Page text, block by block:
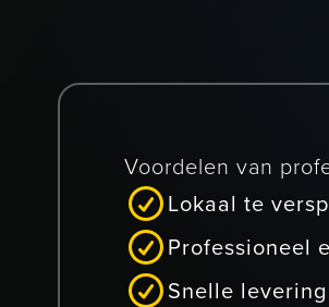
Voordelen van
Lokaal te
Professioneel
Snelle levering